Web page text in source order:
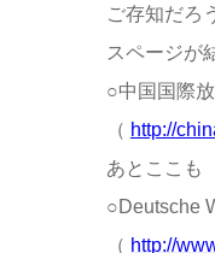
ご存知だろ
スページが
○中国国際
（ http://
あとここも
○Deutsche
（ http://